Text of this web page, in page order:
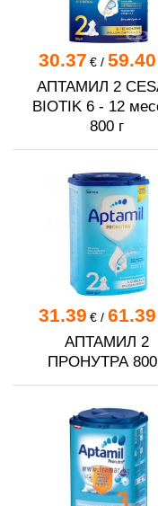
30.37 €/ 59.40
АПТАМИЛ 2
BIOTIK 6 - 12
800 г
31.39 €/ 61.39
АПТАМИЛ 2
ПРОНУТРА 800